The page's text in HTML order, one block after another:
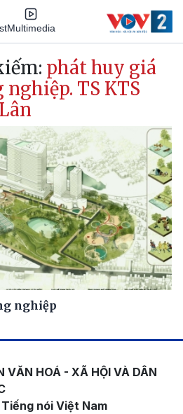
Multimedia
phát huy giá
TS KTS
nghiệp
VĂN HOÁ - XÃ HỘI VÀ DÂN
nói Việt Nam